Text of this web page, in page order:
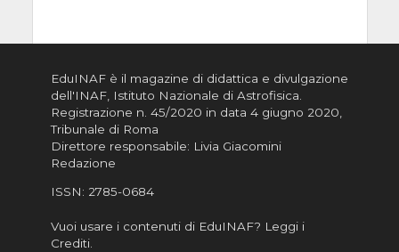
EduINAF è il magazine di didattica e divulgazione
dell'INAF, Istituto Nazionale di Astrofisica
Registrazione n. 45/2020 in data 4 giugno 2020,
Tribunale di Roma
Direttore responsabile: Livia Giacomini
Redazione
ISSN: 2785-0684
Vuoi usare i contenuti di EduINAF? Leggi i
Crediti.